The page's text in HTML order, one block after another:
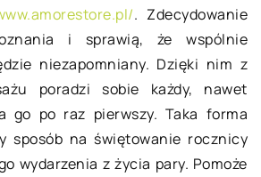
. Zdecydowanie
i sprawią, że wspólnie
niezapomniany. Dzięki nim z
poradzi sobie każdy, nawet
go po raz pierwszy. Taka forma
sposób na świętowanie rocznicy
wydarzenia z życia pary. Pomoże